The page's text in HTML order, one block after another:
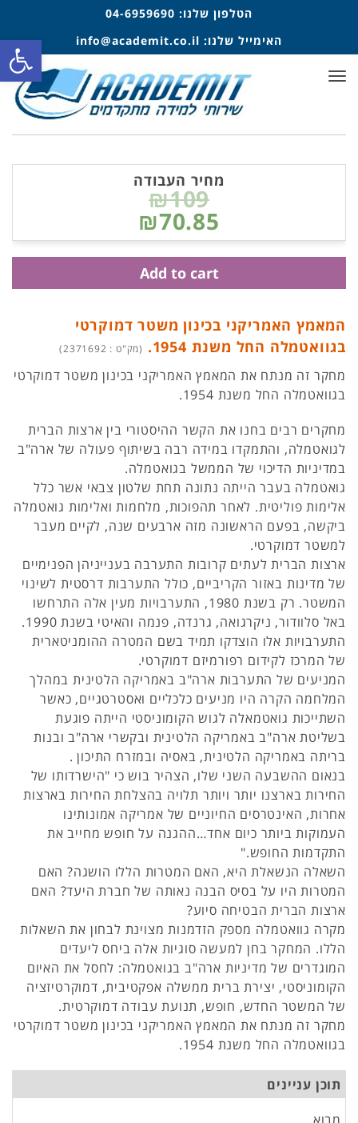
הטלפון שלנו: 04-6959690
האימייל שלנו: info@academit.co.il
תפריט
המאמץ האמריקני בכינון משטר דמוקרטי
בגוואטמלה החל משנת 1954.
(מק"ט : 2371692)
מחקר זה מנתח את המאמץ האמריקני בכינון משטר דמוקרטי
בגוואטמלה החל משנת 1954.
מחקרים רבים בחנו את הקשר ההיסטורי בין ארצות הברית
לגואטמלה, והתמקדו במידה רבה בשיתוף פעולה של ארה"ב
במדיניות הדיכוי של הממשל בגואטמלה.
גואטמלה בעבר הייתה נתונה תחת שלטון צבאי אשר כלל
אלימות פוליטית. לאחר תהפוכות, מלחמות ואלימות גואטמלה
ביקשה, בפעם הראשונה מזה ארבעים שנה, לקיים מעבר
למשטר דמוקרטי.
ארצות הברית לעתים קרובות התערבה בענייניהן הפנימיים
של מדינות באזור הקריביים, כולל התערבות דרסטית לשינוי
המשטר. רק בשנת 1980, התערבויות מעין אלה התרחשו
באל סלוודור, ניקרגואה, גרנדה, פנמה והאיטי בשנת 1990.
התערבויות אלו הוצדקו תמיד בשם המטרה ההומניטארית
של המרכז לקידום רפורמיזם דמוקרטי.
המניעים של התערבות ארה"ב באמריקה הלטינית במהלך
המלחמה הקרה היו מניעים כלכליים ואסטרטגיים, כאשר
השתייכות גואטמאלה לגוש הקומוניסטי הייתה פוגעת
בשליטת ארה"ב באמריקה הלטינית ובקשרי ארה"ב ובנות
בריתה באמריקה הלטינית, באסיה ובמזרח התיכון .
בנאום ההשבעה השני שלו, הצהיר בוש כי "הישרדותו של
החירות בארצנו יותר ויותר תלויה בהצלחת החירות בארצות
אחרות, האינטרסים החיוניים של אמריקה אמונותינו
העמוקות ביותר כיום אחד…ההגנה על חופש מחייב את
התקדמות החופש."
השאלה הנשאלת היא, האם המטרות הללו הושגה? האם
המטרות היו על בסיס הבנה נאותה של חברת היעד? האם
ארצות הברית הבטיחה סיוע?
מקרה גוואטמלה מספק הזדמנות מצוינת לבחון את השאלות
הללו. המחקר בחן למעשה סוגיות אלה ביחס ליעדים
המוגדרים של מדיניות ארה"ב בגואטמלה: לחסל את האיום
הקומוניסטי, יצירת ברית ממשלה אפקטיבית, דמוקרטיזציה
של המשטר החדש, חופש, תנועת עבודה דמוקרטית.
מחקר זה מנתח את המאמץ האמריקני בכינון משטר דמוקרטי
בגוואטמלה החל משנת 1954.
תוכן עניינים
מחיר העבודה
₪109
₪70.85
Add to cart
פתח